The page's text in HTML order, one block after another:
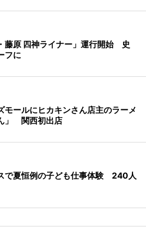
藤原 四神ライナー」運行開始 史
フに
モールにヒカキンさん店主のラーメ
」 関西初出店
で夏恒例の子ども仕事体験 240人